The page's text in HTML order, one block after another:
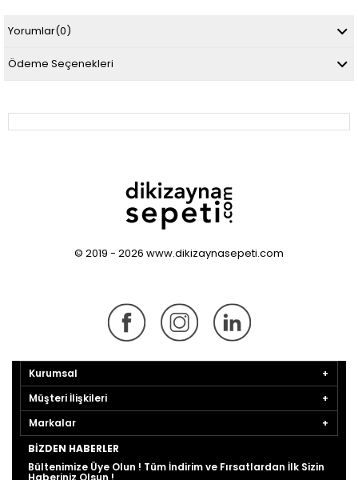
Yorumlar(0)
Ödeme Seçenekleri
© 2019 - 2026 www.dikizaynasepeti.com
Kurumsal
Müşteri İlişkileri
Markalar
BIZDEN HABERLER
Bültenimize Üye Olun ! Tüm İndirim ve Fırsatlardan İlk Sizin
Haberiniz Olsun !